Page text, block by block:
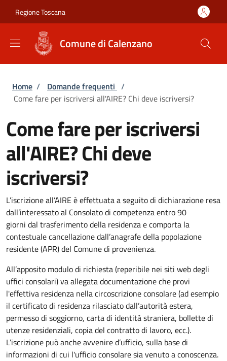
Regione Toscana
Comune di Calenzano
Briciole di pane
Home / Domande frequenti /
Come fare per iscriversi all'AIRE? Chi deve iscriversi?
Come fare per iscriversi
all'AIRE? Chi deve
iscriversi?
L’iscrizione all’AIRE è effettuata a seguito di dichiarazione resa
dall’interessato al Consolato di competenzaentro90
giorni dal trasferimento della residenzae comporta la
contestuale cancellazione dall’anagrafe della popolazione
residente (APR) del Comune di provenienza.
All’apposito modulo di richiesta (reperibile nei siti web degli
uffici consolari) va allegata documentazione che provi
l'effettiva residenza nella circoscrizione consolare (ad esempio
il certificato di residenza rilasciato dall’autorità estera,
permesso di soggiorno, carta di identità straniera, bollette di
utenze residenziali, copia del contratto di lavoro, ecc.).
L’iscrizione può anche avvenire d’ufficio, sulla base di
informazioni di cui l'ufficio consolare sia venuto a conoscenza.